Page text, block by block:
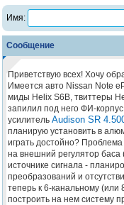
Имя:
Сообщение
Приветствую всех! Хочу
Имеется авто Nissan Note
миды Helix S6B, твиттеры
запилил под него ФИ-
усилитель Audison SR
планирую установить в
играть достойно?
на внешний регулятор
источнике сигнала -
преобразований и
теперь к 6-канальному (или
построить на нем систему